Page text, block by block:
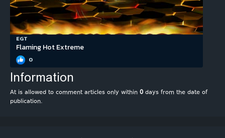
EGT
Flaming Hot Extreme
0
Information
At is allowed to comment articles only within 0 days from the date of
publication.